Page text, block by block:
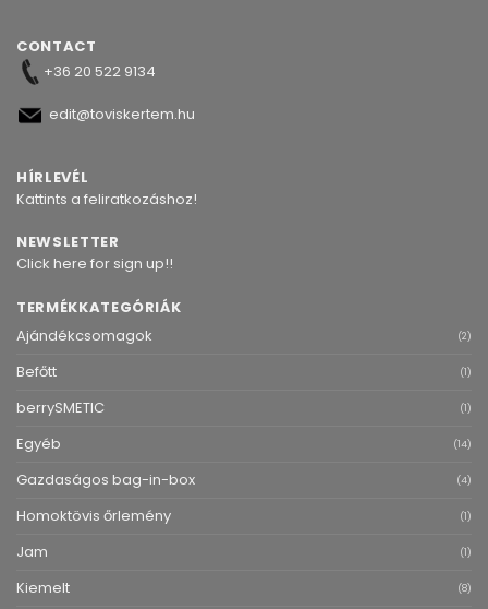
CONTACT
+36 20 522 9134
edit@toviskertem.hu
HÍRLEVÉL
Kattints a feliratkozáshoz!
NEWSLETTER
Click here for sign up!!
TERMÉKKATEGÓRIÁK
Ajándékcsomagok
(2)
Befőtt (1)
berrySMETIC (1)
Egyéb (14)
Gazdaságos bag-in-box (4)
Homoktövis őrlemény (1)
Jam (1)
Kiemelt (8)